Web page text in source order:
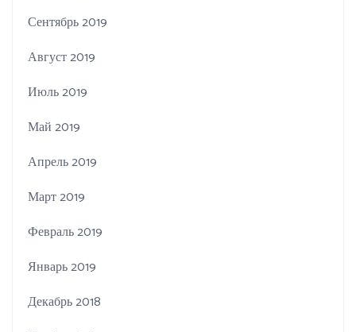
Сентябрь 2019
Август 2019
Июль 2019
Май 2019
Апрель 2019
Март 2019
Февраль 2019
Январь 2019
Декабрь 2018